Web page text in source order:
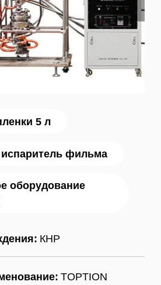
5 л
фильма
оборудование
КНР
TOPTION